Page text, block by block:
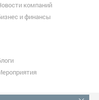
компаний
и финансы